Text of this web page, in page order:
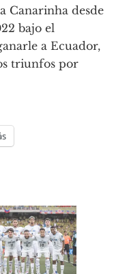
Canarinha desde
bajo el
a Ecuador,
triunfos por